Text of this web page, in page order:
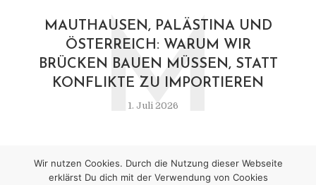
MAUTHAUSEN, PALÄSTINA UND
ÖSTERREICH: WARUM WIR
BRÜCKEN BAUEN MÜSSEN, STATT
KONFLIKTE ZU IMPORTIEREN
1. Juli 2026
M
Wir nutzen Cookies. Durch die Nutzung dieser Webseite
erklärst Du dich mit der Verwendung von Cookies